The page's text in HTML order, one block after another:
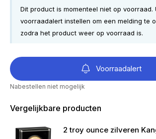
Dit product is momenteel niet op voorraad.
voorraadalert instellen om een melding te
zodra het product weer op voorraad is.
Voorraadalert
Nabestellen niet mogelijk
Vergelijkbare producten